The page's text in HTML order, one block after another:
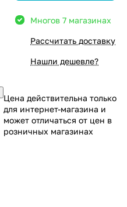
Многов 7 магазинах
Рассчитать доставку
Нашли дешевле?
Цена действительна только
для интернет-магазина и
может отличаться от цен в
розничных магазинах